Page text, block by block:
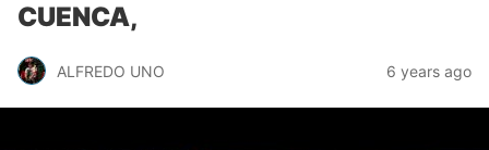
CUENCA,
ALFREDO UNO 6 years ago